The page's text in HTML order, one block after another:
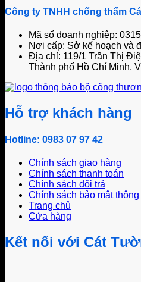
Công ty TNHH chống thấm
Mã số doanh nghiệp:
Nơi cấp: Sở kế hoạch và
Địa chỉ: 119/1 Trần Thị
Thành phố Hồ Chí Minh,
Hỗ trợ khách hàng
Hotline: 0983 07 97 42
Chính sách giao hàng
Chính sách thanh toán
Chính sách đổi trả
Chính sách bảo mật thông
Trang chủ
Cửa hàng
Kết nối với Cát